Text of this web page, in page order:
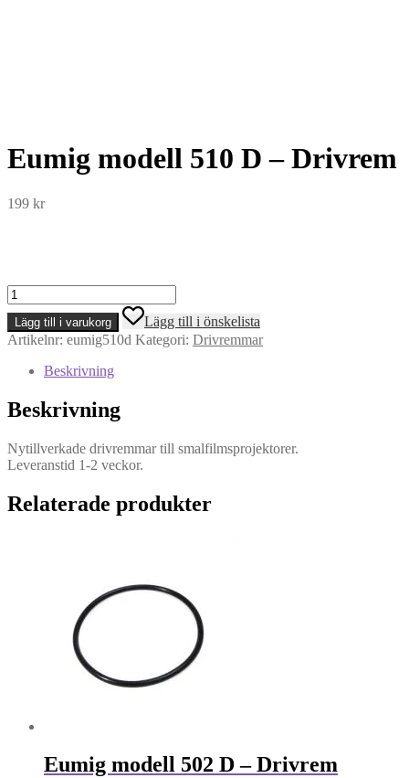
Eumig modell 510 D – Drivrem
199 kr
Eumig
modell
510
D
Drivrem
Lägg till i varukorg
Lägg till i önskelista
Artikelnr: eumig510d Kategori: Drivremmar
Beskrivning
Beskrivning
Nytillverkade drivremmar till smalfilmsprojektorer.
Leveranstid 1-2 veckor.
Relaterade produkter
Eumig modell 502 D – Drivrem